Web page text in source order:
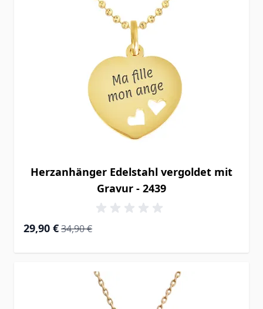
Herzanhänger Edelstahl vergoldet mit
Gravur - 2439
Special Price
29,90 € Regular Price
34,90 €